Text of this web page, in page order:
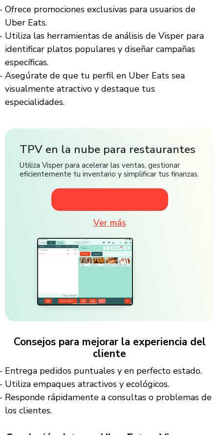
Ofrece promociones exclusivas para usuarios de
Uber Eats.
Utiliza las herramientas de análisis de Visper para
identificar platos populares y diseñar campañas
específicas.
Asegúrate de que tu perfil en Uber Eats sea
visualmente atractivo y destaque tus
especialidades.
TPV en la nube para restaurantes
Utiliza Visper para acelerar las ventas, gestionar
eficientemente tu inventario y simplificar tus finanzas.
Ver más
Consejos para mejorar la experiencia del
cliente
Entrega pedidos puntuales y en perfecto estado.
Utiliza empaques atractivos y ecológicos.
Responde rápidamente a consultas o problemas de
los clientes.